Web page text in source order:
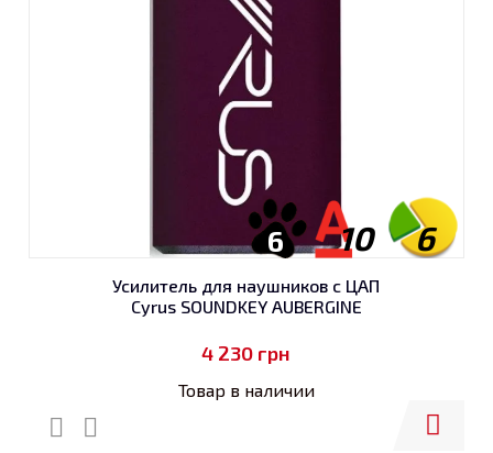
6
10
6
Усилитель для наушников с ЦАП
Cyrus SOUNDKEY AUBERGINE
4 230 грн
Товар в наличии